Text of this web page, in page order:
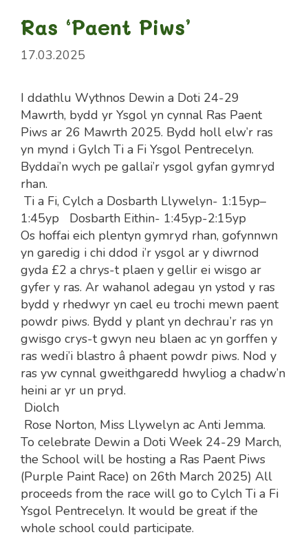
Ras ‘Paent Piws’
17.03.2025
I ddathlu Wythnos Dewin a Doti 24-29
Mawrth, bydd yr Ysgol yn cynnal Ras Paent
Piws ar 26 Mawrth 2025. Bydd holl elw’r ras
yn mynd i Gylch Ti a Fi Ysgol Pentrecelyn.
Byddai’n wych pe gallai’r ysgol gyfan gymryd
rhan.
Ti a Fi, Cylch a Dosbarth Llywelyn- 1:15yp–
1:45yp Dosbarth Eithin- 1:45yp-2:15yp
Os hoffai eich plentyn gymryd rhan, gofynnwn
yn garedig i chi ddod i’r ysgol ar y diwrnod
gyda £2 a chrys-t plaen y gellir ei wisgo ar
gyfer y ras. Ar wahanol adegau yn ystod y ras
bydd y rhedwyr yn cael eu trochi mewn paent
powdr piws. Bydd y plant yn dechrau’r ras yn
gwisgo crys-t gwyn neu blaen ac yn gorffen y
ras wedi’i blastro â phaent powdr piws. Nod y
ras yw cynnal gweithgaredd hwyliog a chadw’n
heini ar yr un pryd.
Diolch
Rose Norton, Miss Llywelyn ac Anti Jemma.
To celebrate Dewin a Doti Week 24-29 March,
the School will be hosting a Ras Paent Piws
(Purple Paint Race) on 26th March 2025) All
proceeds from the race will go to Cylch Ti a Fi
Ysgol Pentrecelyn. It would be great if the
whole school could participate.